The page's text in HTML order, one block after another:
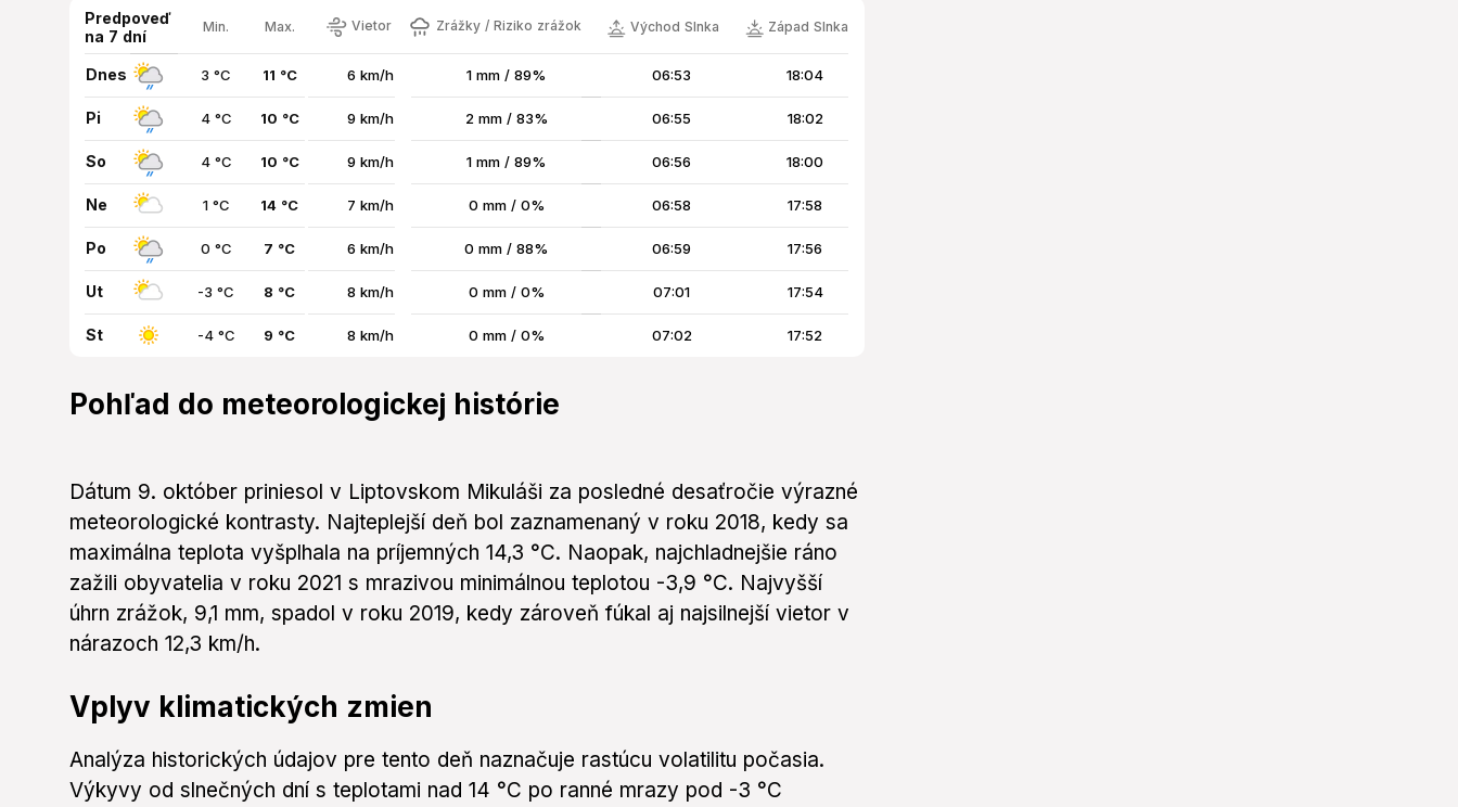
Predpoveď
na 7 dní
Min. Max. Vietor Zrážky / Riziko zrážok Východ Slnka Západ Slnka
Dnes 3 °C 11 °C 6 km/h 1 mm / 89% 06:53 18:04
Pi 4 °C 10 °C 9 km/h 2 mm / 83% 06:55 18:02
So 4 °C 10 °C 9 km/h 1 mm / 89% 06:56 18:00
Ne 1 °C 14 °C 7 km/h 0 mm / 0% 06:58 17:58
Po 0 °C 7 °C 6 km/h 0 mm / 88% 06:59 17:56
Ut -3 °C 8 °C 8 km/h 0 mm / 0% 07:01 17:54
St -4 °C 9 °C 8 km/h 0 mm / 0% 07:02 17:52
Pohľad do meteorologickej histórie
Dátum 9. október priniesol v Liptovskom Mikuláši za posledné desaťročie výrazné
meteorologické kontrasty. Najteplejší deň bol zaznamenaný v roku 2018, kedy sa
maximálna teplota vyšplhala na príjemných 14,3 °C. Naopak, najchladnejšie ráno
zažili obyvatelia v roku 2021 s mrazivou minimálnou teplotou -3,9 °C. Najvyšší
úhrn zrážok, 9,1 mm, spadol v roku 2019, kedy zároveň fúkal aj najsilnejší vietor v
nárazoch 12,3 km/h.
Vplyv klimatických zmien
Analýza historických údajov pre tento deň naznačuje rastúcu volatilitu počasia.
Výkyvy od slnečných dní s teplotami nad 14 °C po ranné mrazy pod -3 °C